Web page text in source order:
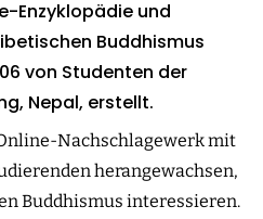
Enzyklopädie und
Buddhismus
von Studenten der
Nepal, erstellt.
Nachschlagewerk mit
herangewachsen,
Buddhismus interessieren.